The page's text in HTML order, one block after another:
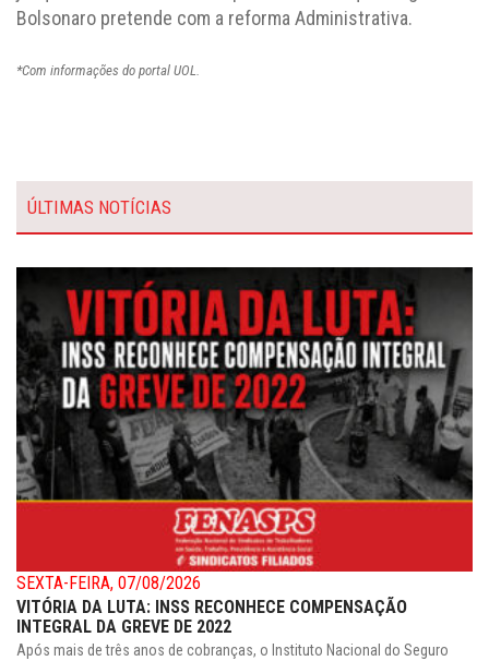
Bolsonaro pretende com a reforma Administrativa.
*Com informações do portal UOL.
ÚLTIMAS NOTÍCIAS
SEXTA-FEIRA, 07/08/2026
VITÓRIA DA LUTA: INSS RECONHECE COMPENSAÇÃO
INTEGRAL DA GREVE DE 2022
Após mais de três anos de cobranças, o Instituto Nacional do Seguro